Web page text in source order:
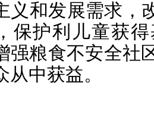
义和发展需求，
保护利儿童获
强粮食不安全社
从中获益。